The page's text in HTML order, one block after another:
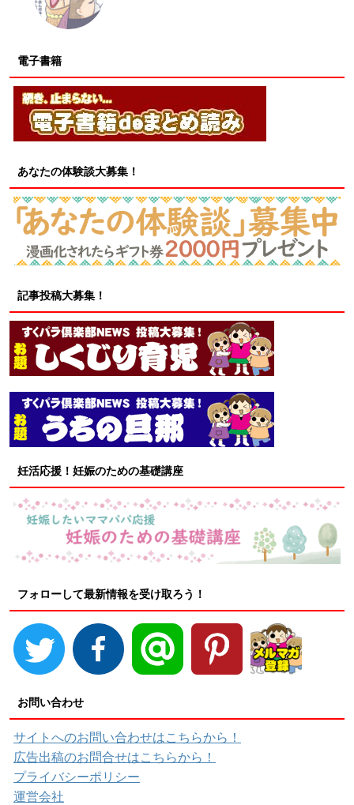
電子書籍
あなたの体験談大募集！
記事投稿大募集！
妊活応援！妊娠のための基礎講座
フォローして最新情報を受け取ろう！
お問い合わせ
サイトへのお問い合わせはこちらから！
広告出稿のお問合せはこちらから！
プライバシーポリシー
運営会社